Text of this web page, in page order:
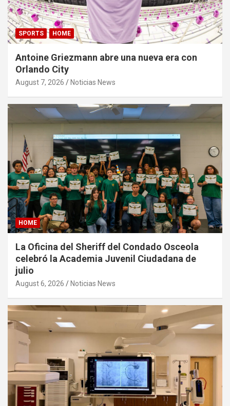
SPORTS HOME
Antoine Griezmann abre una nueva era con
Orlando City
August 7, 2026 Noticias News
HOME
La Oficina del Sheriff del Condado Osceola
celebró la Academia Juvenil Ciudadana de
julio
August 6, 2026 Noticias News